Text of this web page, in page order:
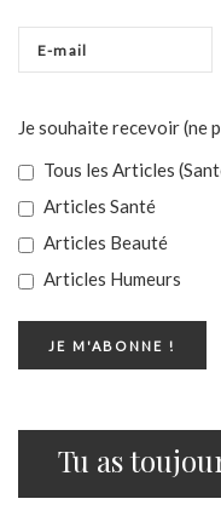
Je souhaite recevoir (ne
Tous les Articles
Articles Santé
Articles Beauté
Articles Humeurs
Tu as